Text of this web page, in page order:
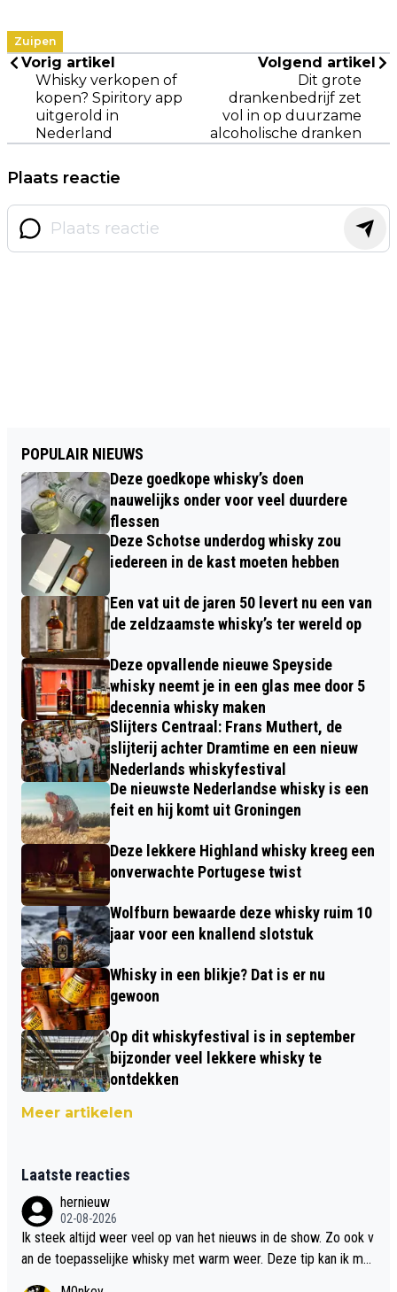
Zuipen
Vorig artikel
Whisky verkopen of
kopen? Spiritory app
uitgerold in
Nederland
Volgend artikel
Dit grote
drankenbedrijf zet
vol in op duurzame
alcoholische dranken
Plaats reactie
POPULAIR NIEUWS
Deze goedkope whisky’s doen
nauwelijks onder voor veel duurdere
flessen
Deze Schotse underdog whisky zou
iedereen in de kast moeten hebben
Een vat uit de jaren 50 levert nu een van
de zeldzaamste whisky’s ter wereld op
Deze opvallende nieuwe Speyside
whisky neemt je in een glas mee door 5
decennia whisky maken
Slijters Centraal: Frans Muthert, de
slijterij achter Dramtime en een nieuw
Nederlands whiskyfestival
De nieuwste Nederlandse whisky is een
feit en hij komt uit Groningen
Deze lekkere Highland whisky kreeg een
onverwachte Portugese twist
Wolfburn bewaarde deze whisky ruim 10
jaar voor een knallend slotstuk
Whisky in een blikje? Dat is er nu
gewoon
Op dit whiskyfestival is in september
bijzonder veel lekkere whisky te
ontdekken
Meer artikelen
Laatste reacties
hernieuw
02-08-2026
Ik steek altijd weer veel op van het nieuws in de show. Zo ook v
an de toepasselijke whisky met warm weer. Deze tip kan ik met